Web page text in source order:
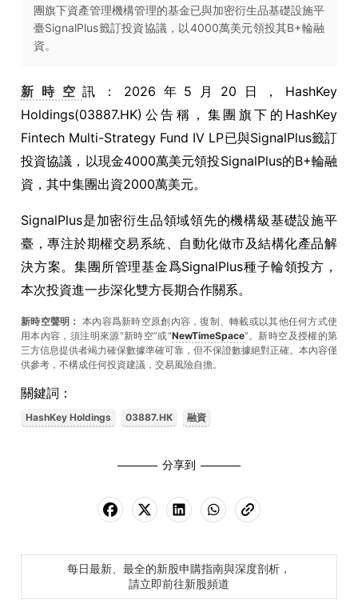
團旗下資產管理機構管理的基金已與加密衍生品基礎設施平
臺SignalPlus籤訂投資協議，以4000萬美元領投其B+輪融
資。
新時空訊：2026年5月20日，HashKey
Holdings(03887.HK)公告稱，集團旗下的HashKey
Fintech Multi-Strategy Fund IV LP已與SignalPlus籤訂
投資協議，以現金4000萬美元領投SignalPlus的B+輪融
資，其中集團出資2000萬美元。
SignalPlus是加密衍生品領域領先的機構級基礎設施平
臺，專注於期權交易系統、自動化做市及結構化產品解
決方案。集團所管理基金爲SignalPlus種子輪領投方，
本次投資進一步深化雙方長期合作關系。
新時空聲明： 本內容爲新時空原創內容，復制、轉載或以其他任何方式使
用本內容，須注明來源“新時空”或“NewTimeSpace”。新時空及授權的第
三方信息提供者竭力確保數據準確可靠，但不保證數據絕對正確。本內容僅
供參考，不構成任何投資建議，交易風險自擔。
關鍵詞：
HashKey Holdings 03887.HK 融資
分享到
每日最新、最全的新股申購指南與深度剖析，
請立即前往新股頻道